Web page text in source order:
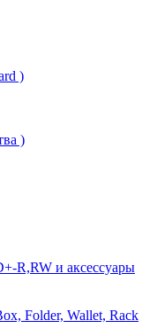
)
)
R,RW и аксессуары
Folder, Wallet, Rack